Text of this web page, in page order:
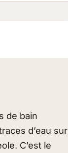
de bain
d’eau sur
C’est le